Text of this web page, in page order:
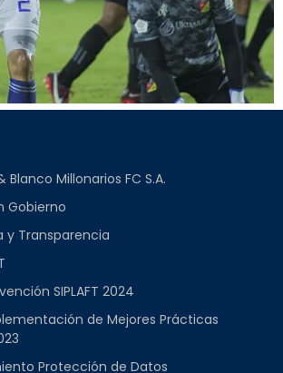
Blanco Millonarios FC S.A.
Gobierno
y Transparencia
SIPLAFT 2024
de Mejores Prácticas
Protección de Datos